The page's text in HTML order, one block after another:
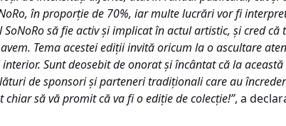
în proporție de 70%, iar multe lucrări vor fi
să fie activ și implicat în actul artistic, și cred
Tema acestei ediții invită oricum la o ascultare
Sunt deosebit de onorat și încântat că la
de sponsori și parteneri tradiționali care au
să vă promit că va fi o ediție de colecție!”, a